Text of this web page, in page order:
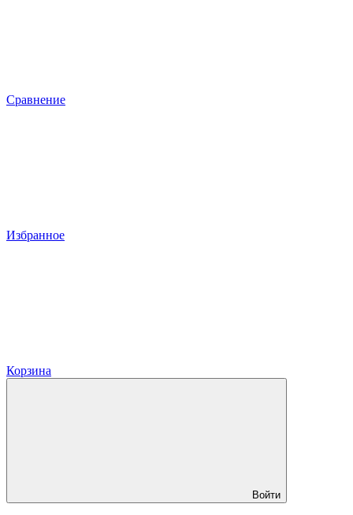
Сравнение
Избранное
Корзина
Войти